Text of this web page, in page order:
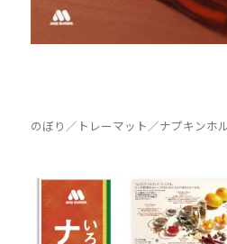
のぼり／トレーマット／ナプキンホ